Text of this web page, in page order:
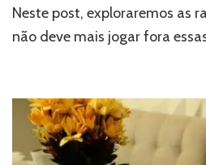
Neste post, exploraremos as
não deve mais jogar fora